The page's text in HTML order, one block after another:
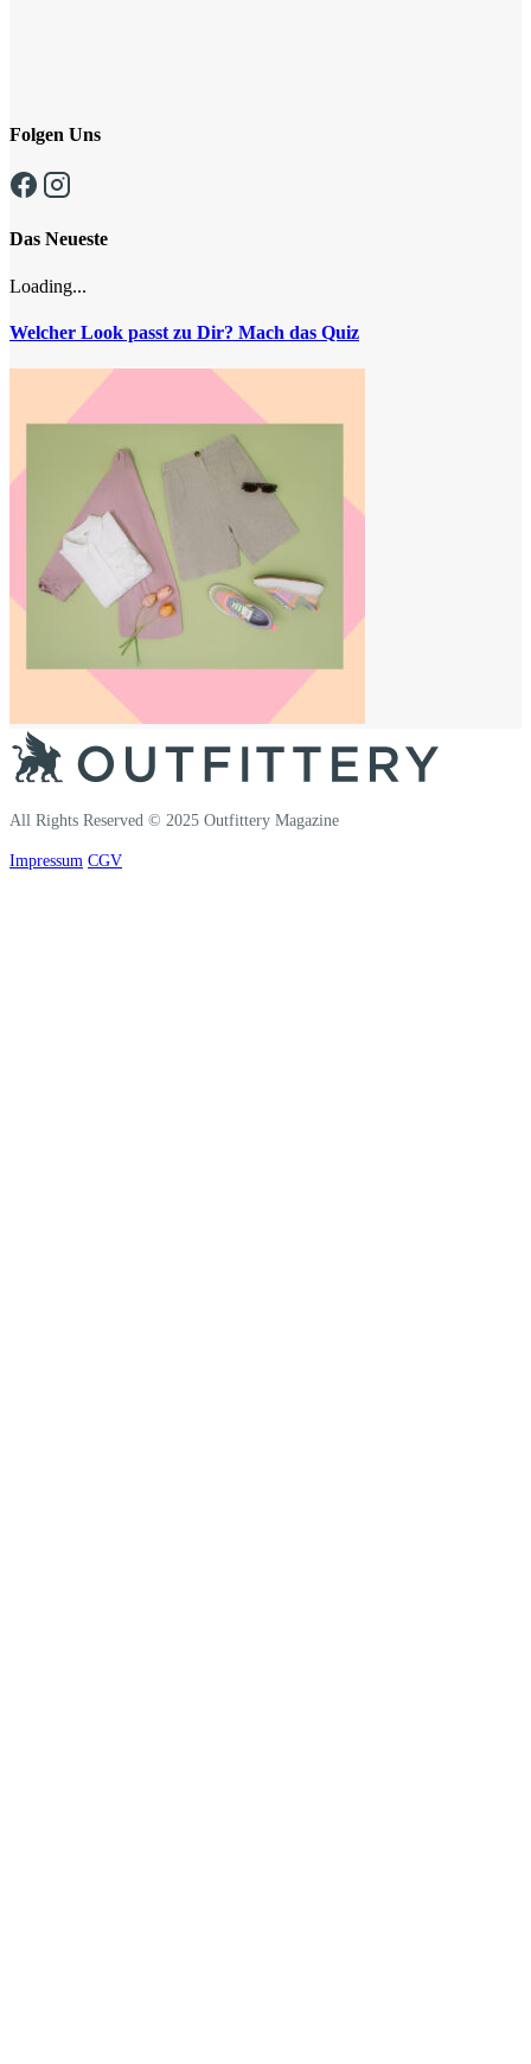
Folgen Uns
Das Neueste
Loading...
Welcher Look passt zu Dir? Mach das Quiz
All Rights Reserved © 2025 Outfittery Magazine
Impressum CGV